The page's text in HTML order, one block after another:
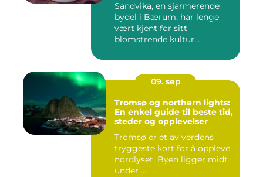
Sandvika, en sjarmerende
bydel i Bærum, har lenge
vært kjent for sitt
blomstrende kultur...
09. sep
Tromsø og northern lights:
En enkel guide til beste tid,
steder og opplevelser
Tromsø er et av verdens
tryggeste kort for å oppleve
nordlyset. Byen ligger midt
under ...